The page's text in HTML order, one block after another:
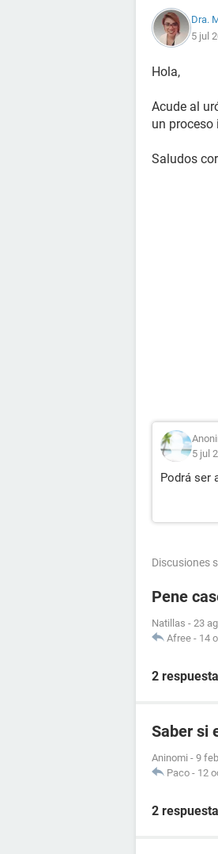
Dra.
5 jul
Hola,
Acude al
un proceso
Saludos
5 jul
Podrá ser
Discusiones
Pene
Natillas - 23
Afree - 14
2
Saber si
Aninomi - 9
Paco - 12
2